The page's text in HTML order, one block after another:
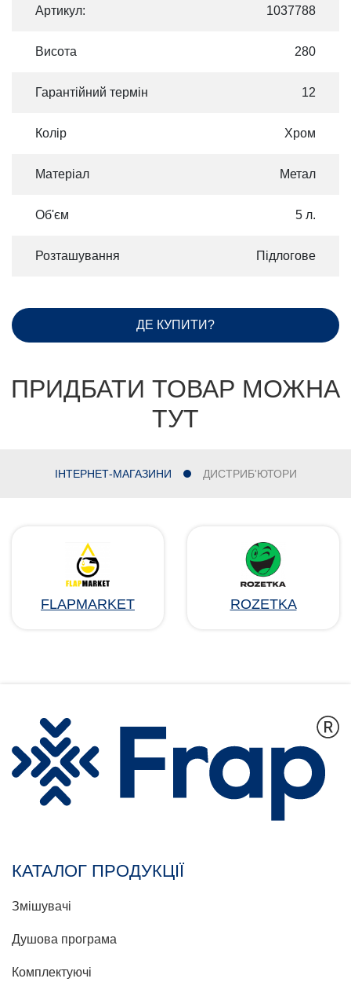
Артикул: 1037788
Висота 280
Гарантійний термін 12
Колір Хром
Матеріал Метал
Об'єм 5 л.
Розташування Підлогове
ДЕ КУПИТИ?
ПРИДБАТИ ТОВАР МОЖНА
ТУТ
ІНТЕРНЕТ-МАГАЗИНИ ДИСТРИБ'ЮТОРИ
FLAPMARKET ROZETKA
КАТАЛОГ ПРОДУКЦІЇ
Змішувачі
Душова програма
Комплектуючі